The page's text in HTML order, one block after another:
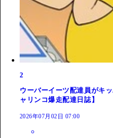
2
ウーバーイーツ配達員がキ
ャリンコ爆走配達日誌】
2026年07月02日 07:00